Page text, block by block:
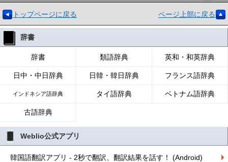
トップページに戻る ページ上部に戻る
辞書
辞書 類語辞典 英和・和英辞典
日中・中日辞典 日韓・韓日辞典 フランス語辞典
インドネシア語辞典 タイ語辞典 ベトナム語辞典
古語辞典
Weblio公式アプリ
韓国語翻訳アプリ - 2秒で翻訳、翻訳結果を話す！ (Android)